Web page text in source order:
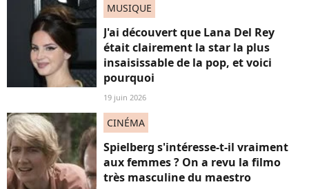
MUSIQUE
J'ai découvert que Lana Del Rey
était clairement la star la plus
insaisissable de la pop, et voici
pourquoi
19 juin 2026
CINÉMA
Spielberg s'intéresse-t-il vraiment
aux femmes ? On a revu la filmo
très masculine du maestro